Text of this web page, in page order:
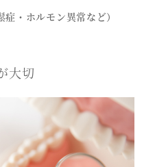
・ホルモン異常など）
大切